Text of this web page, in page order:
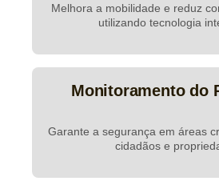
Melhora a mobilidade e reduz
utilizando tecnologia
Monitoramento do
Garante a segurança em áreas
cidadãos e